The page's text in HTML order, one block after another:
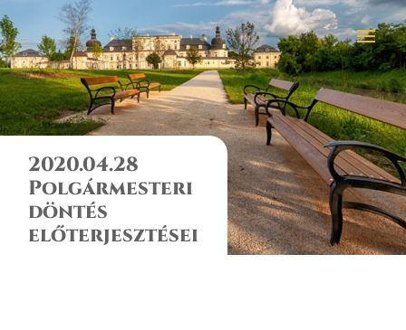
2020.04.28
Polgármesteri
döntés
előterjesztései